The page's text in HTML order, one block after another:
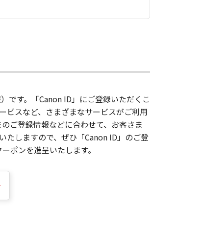
です。「Canon ID」にご登録いただくこ
ビスなど、さまざまなサービスがご利用
ご登録情報などに合わせて、お客さま
たしますので、ぜひ「Canon ID」のご登
ポンを進呈いたします。